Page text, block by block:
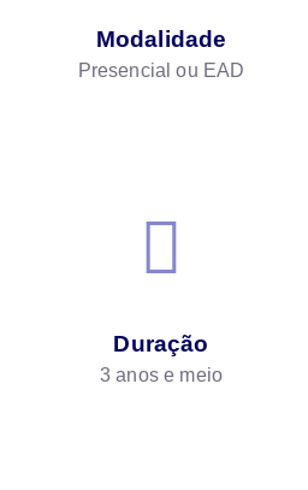
Modalidade
Presencial ou EAD
Duração
3 anos e meio